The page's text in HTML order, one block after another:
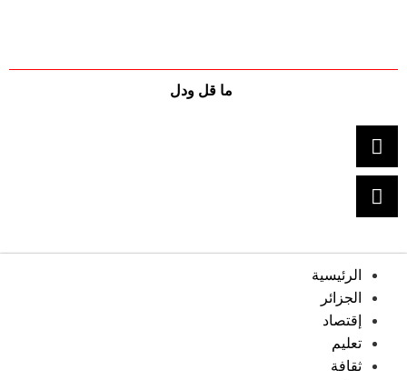
ما قل ودل
الرئيسية
الجزائر
إقتصاد
تعليم
ثقافة